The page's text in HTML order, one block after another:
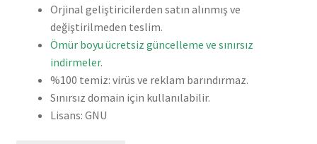
Orjinal geliştiricilerden satın alınmış ve
değiştirilmeden teslim.
Ömür boyu ücretsiz güncelleme ve sınırsız
indirmeler.
%100 temiz: virüs ve reklam barındırmaz.
Sınırsız domain için kullanılabilir.
Lisans: GNU